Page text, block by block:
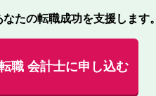
なたの転職成功を支援します。
職 会計士に申し込む